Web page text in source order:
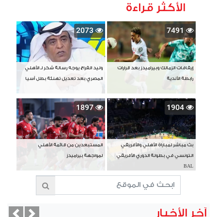
الأكثر قراءة
7491
إيقافات الزمالك وبيراميدز بعد قرارات
رابطة الأندية
2073
وليد الفراج يوجه رسالة شكر لـ الأهلي
المصري بعد تعديل تهنئة بطل آسيا
1904
بث مباشر لمباراة الأهلي والأفريقي
التونسي في بطولة الدوري الأفريقي
BAL
1897
المستبعدين من قائمة الأهلي
لمواجهة بيراميدز
آخر الأخبار